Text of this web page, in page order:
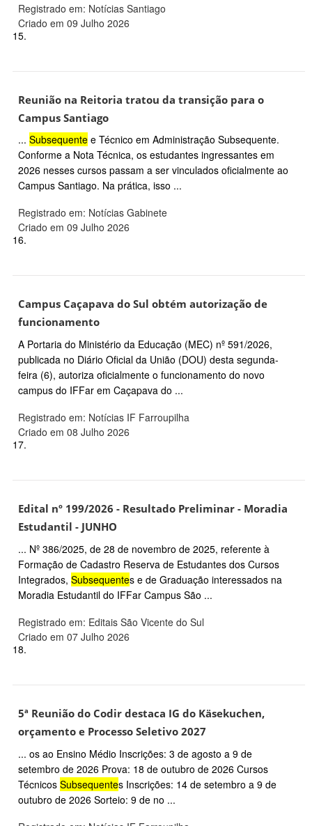
Registrado em: Notícias Santiago
Criado em 09 Julho 2026
15.
Reunião na Reitoria tratou da transição para o
Campus Santiago
... Subsequente e Técnico em Administração Subsequente.
Conforme a Nota Técnica, os estudantes ingressantes em
2026 nesses cursos passam a ser vinculados oficialmente ao
Campus Santiago. Na prática, isso ...
Registrado em: Notícias Gabinete
Criado em 09 Julho 2026
16.
Campus Caçapava do Sul obtém autorização de
funcionamento
A Portaria do Ministério da Educação (MEC) nº 591/2026,
publicada no Diário Oficial da União (DOU) desta segunda-
feira (6), autoriza oficialmente o funcionamento do novo
campus do IFFar em Caçapava do ...
Registrado em: Notícias IF Farroupilha
Criado em 08 Julho 2026
17.
Edital nº 199/2026 - Resultado Preliminar - Moradia
Estudantil - JUNHO
... Nº 386/2025, de 28 de novembro de 2025, referente à
Formação de Cadastro Reserva de Estudantes dos Cursos
Integrados, Subsequentes e de Graduação interessados na
Moradia Estudantil do IFFar Campus São ...
Registrado em: Editais São Vicente do Sul
Criado em 07 Julho 2026
18.
5ª Reunião do Codir destaca IG do Käsekuchen,
orçamento e Processo Seletivo 2027
... os ao Ensino Médio Inscrições: 3 de agosto a 9 de
setembro de 2026 Prova: 18 de outubro de 2026 Cursos
Técnicos Subsequentes Inscrições: 14 de setembro a 9 de
outubro de 2026 Sorteio: 9 de no ...